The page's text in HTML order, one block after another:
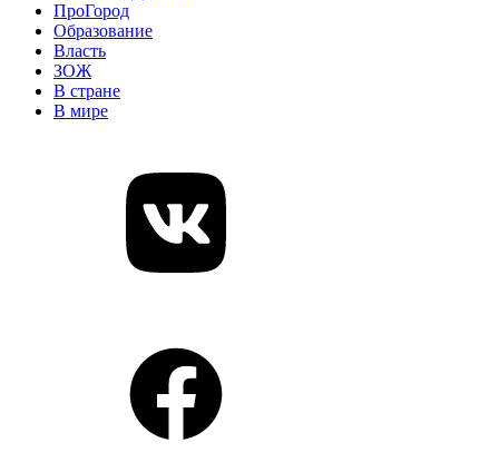
ПроГород
Образование
Власть
ЗОЖ
В стране
В мире